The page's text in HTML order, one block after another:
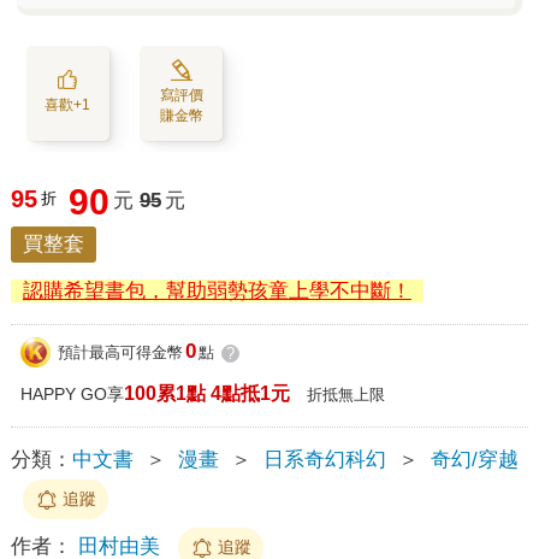
喜歡+1
寫評價
賺金幣
95 折 90 元 95 元
買整套
認購希望書包，幫助弱勢孩童上學不中斷！
預計最高可得金幣 0點 ?
HAPPY GO享100累1點 4點抵1元 折抵無上限
分類： 中文書 ＞ 漫畫 ＞ 日系奇幻科幻 ＞ 奇幻/穿越
追蹤
作者： 田村由美 追蹤